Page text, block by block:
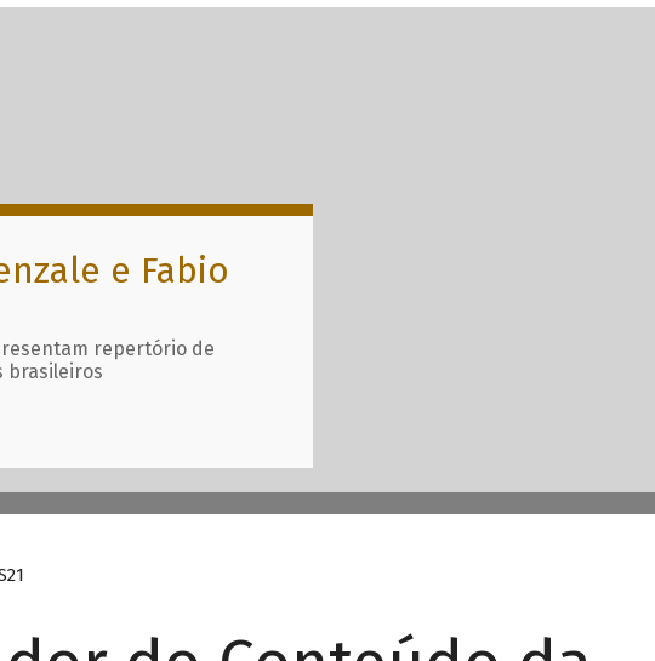
com
e Fabio
repertório de
brasileiros